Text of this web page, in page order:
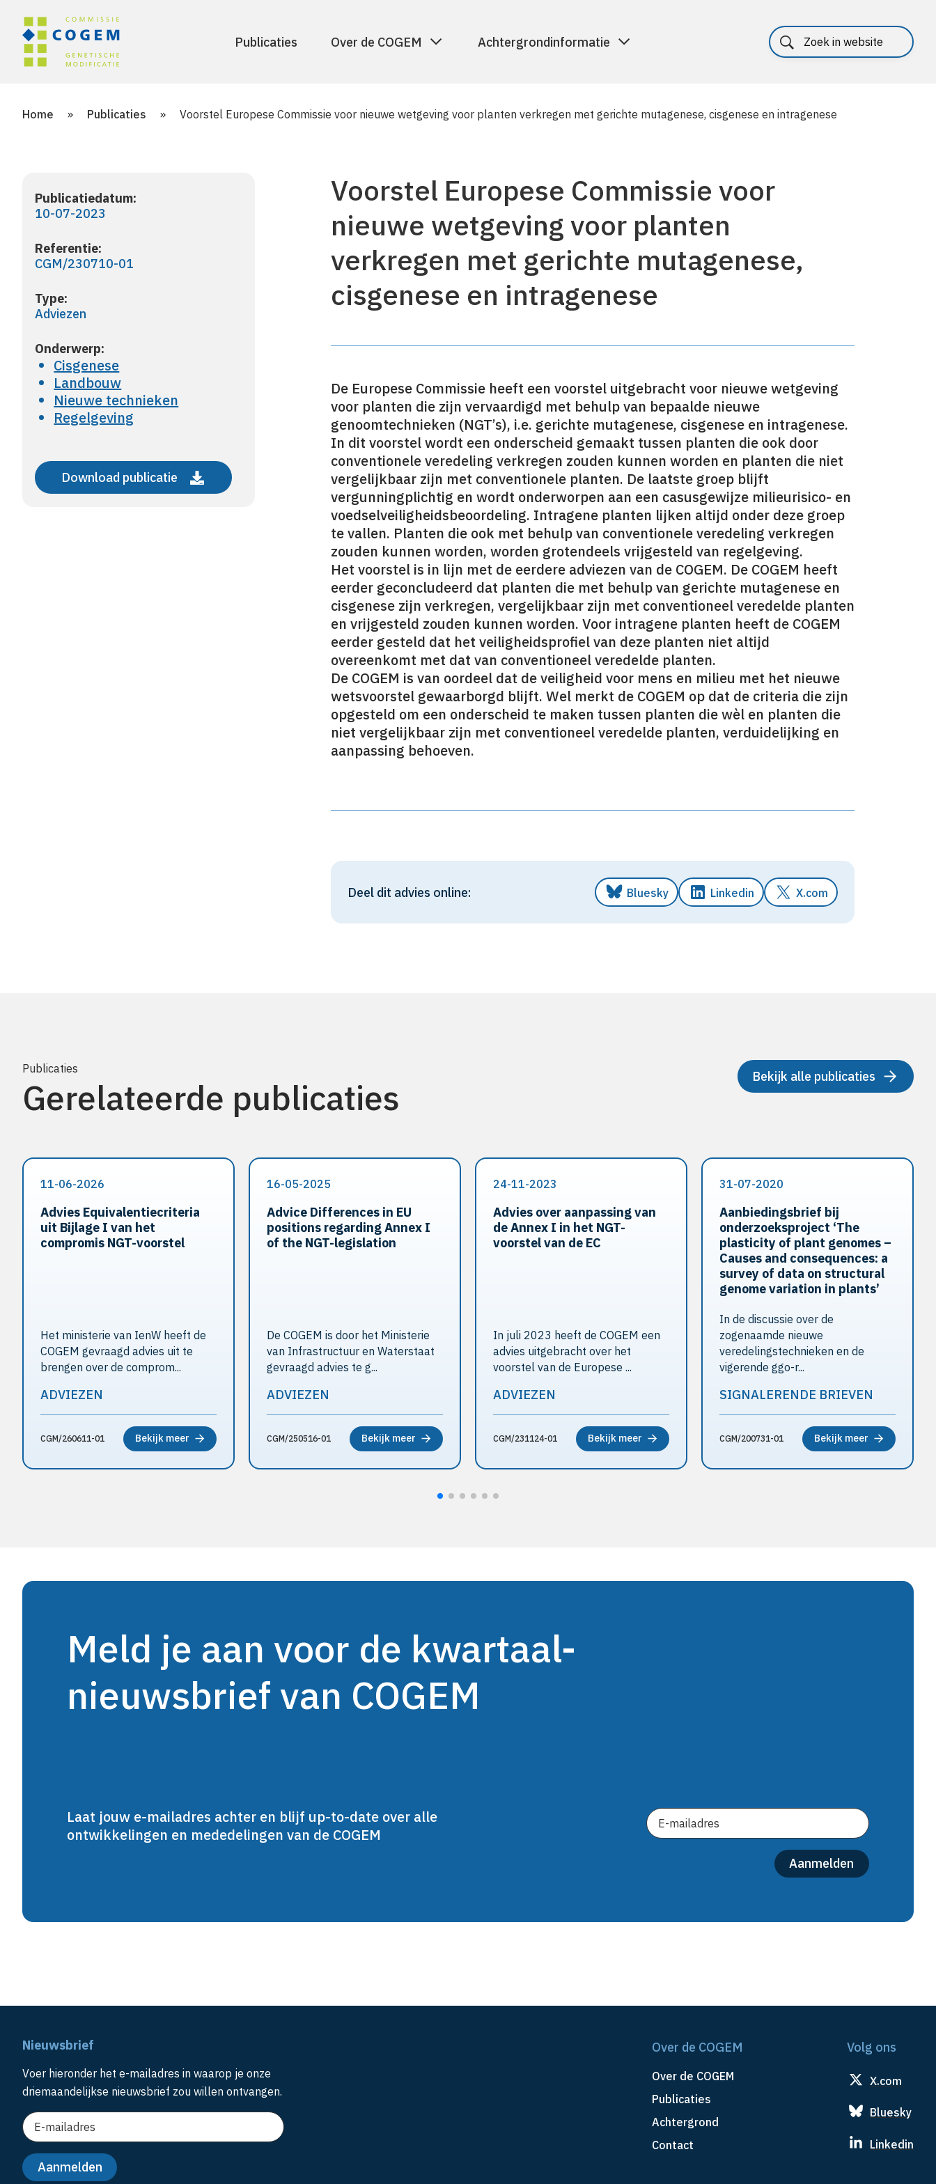
Publicaties Over de COGEM Achtergrondinformatie
Home » Publicaties » Voorstel Europese Commissie voor nieuwe wetgeving voor planten verkregen met gerichte mutagenese, cisgenese en intragenese
Publicatiedatum:
10-07-2023
Referentie:
CGM/230710-01
Type:
Adviezen
Onderwerp:
Cisgenese
Landbouw
Nieuwe technieken
Regelgeving
Download publicatie
Voorstel Europese Commissie voor
nieuwe wetgeving voor planten
verkregen met gerichte mutagenese,
cisgenese en intragenese
De Europese Commissie heeft een voorstel uitgebracht voor nieuwe wetgeving
voor planten die zijn vervaardigd met behulp van bepaalde nieuwe
genoomtechnieken (NGT’s), i.e. gerichte mutagenese, cisgenese en intragenese.
In dit voorstel wordt een onderscheid gemaakt tussen planten die ook door
conventionele veredeling verkregen zouden kunnen worden en planten die niet
vergelijkbaar zijn met conventionele planten. De laatste groep blijft
vergunningplichtig en wordt onderworpen aan een casusgewijze milieurisico- en
voedselveiligheidsbeoordeling. Intragene planten lijken altijd onder deze groep
te vallen. Planten die ook met behulp van conventionele veredeling verkregen
zouden kunnen worden, worden grotendeels vrijgesteld van regelgeving.
Het voorstel is in lijn met de eerdere adviezen van de COGEM. De COGEM heeft
eerder geconcludeerd dat planten die met behulp van gerichte mutagenese en
cisgenese zijn verkregen, vergelijkbaar zijn met conventioneel veredelde planten
en vrijgesteld zouden kunnen worden. Voor intragene planten heeft de COGEM
eerder gesteld dat het veiligheidsprofiel van deze planten niet altijd
overeenkomt met dat van conventioneel veredelde planten.
De COGEM is van oordeel dat de veiligheid voor mens en milieu met het nieuwe
wetsvoorstel gewaarborgd blijft. Wel merkt de COGEM op dat de criteria die zijn
opgesteld om een onderscheid te maken tussen planten die wèl en planten die
niet vergelijkbaar zijn met conventioneel veredelde planten, verduidelijking en
aanpassing behoeven.
Deel dit advies online: Bluesky Linkedin X.com
Publicaties
Gerelateerde publicaties Bekijk alle publicaties
11-06-2026
Advies Equivalentiecriteria
uit Bijlage I van het
compromis NGT-voorstel
Het ministerie van IenW heeft de
COGEM gevraagd advies uit te
brengen over de comprom...
ADVIEZEN
CGM/260611-01 Bekijk meer
16-05-2025
Advice Differences in EU
positions regarding Annex I
of the NGT-legislation
De COGEM is door het Ministerie
van Infrastructuur en Waterstaat
gevraagd advies te g...
ADVIEZEN
CGM/250516-01 Bekijk meer
24-11-2023
Advies over aanpassing van
de Annex I in het NGT-
voorstel van de EC
In juli 2023 heeft de COGEM een
advies uitgebracht over het
voorstel van de Europese ...
ADVIEZEN
CGM/231124-01 Bekijk meer
31-07-2020
Aanbiedingsbrief bij
onderzoeksproject ‘The
plasticity of plant genomes –
Causes and consequences: a
survey of data on structural
genome variation in plants’
In de discussie over de
zogenaamde nieuwe
veredelingstechnieken en de
vigerende ggo-r...
SIGNALERENDE BRIEVEN
CGM/200731-01 Bekijk meer
Meld je aan voor de kwartaal-
nieuwsbrief van COGEM
Laat jouw e-mailadres achter en blijf up-to-date over alle
ontwikkelingen en mededelingen van de COGEM
Nieuwsbrief
Voer hieronder het e-mailadres in waarop je onze
driemaandelijkse nieuwsbrief zou willen ontvangen.
Over de COGEM
Over de COGEM
Publicaties
Achtergrond
Contact
Volg ons
X.com
Bluesky
Linkedin